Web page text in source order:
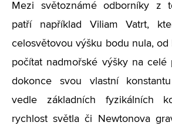
Mezi světoznámé odborníky z
patří například Viliam Vatrt,
celosvětovou výšku bodu nula,
počítat nadmořské výšky na celé
dokonce svou vlastní
vedle základních fyzikálních
rychlost světla či Newtonova